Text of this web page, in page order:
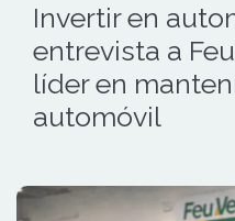
Invertir en
entrevista a
líder en
automóvil